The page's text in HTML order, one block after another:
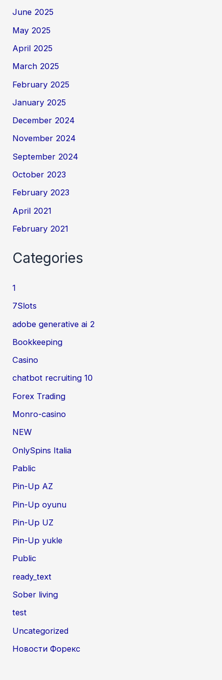
June 2025
May 2025
April 2025
March 2025
February 2025
January 2025
December 2024
November 2024
September 2024
October 2023
February 2023
April 2021
February 2021
Categories
1
7Slots
adobe generative ai 2
Bookkeeping
Casino
chatbot recruiting 10
Forex Trading
Monro-casino
NEW
OnlySpins Italia
Pablic
Pin-Up AZ
Pin-Up oyunu
Pin-Up UZ
Pin-Up yukle
Public
ready_text
Sober living
test
Uncategorized
Новости Форекс